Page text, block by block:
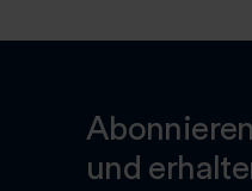
und